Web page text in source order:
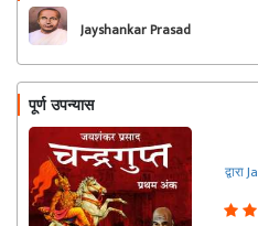
Jayshankar Prasad
पूर्ण उपन्यास